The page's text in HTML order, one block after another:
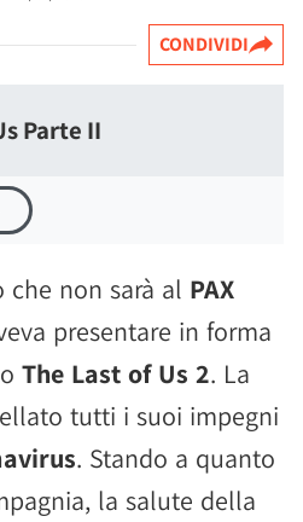
CONDIVIDI
Parte II
che non sarà al PAX
presentare in forma
The Last of Us 2. La
tutti i suoi impegni
. Stando a quanto
la salute della